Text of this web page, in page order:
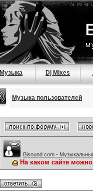
Музыка Dj Mixes
Музыка пользователей
Bisound.com -
На каком сайте